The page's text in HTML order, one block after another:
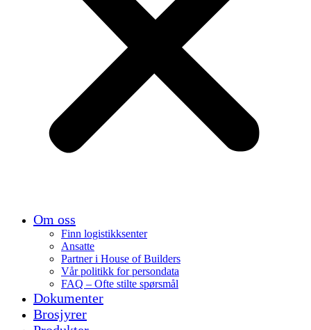
Om oss
Finn logistikksenter
Ansatte
Partner i House of Builders
Vår politikk for persondata
FAQ – Ofte stilte spørsmål
Dokumenter
Brosjyrer